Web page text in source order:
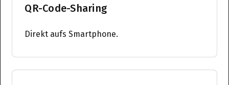
QR-Code-Sharing
Direkt aufs Smartphone.